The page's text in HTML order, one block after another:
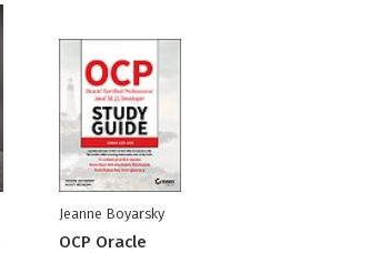
Jeanne Boyarsky
OCP Oracle